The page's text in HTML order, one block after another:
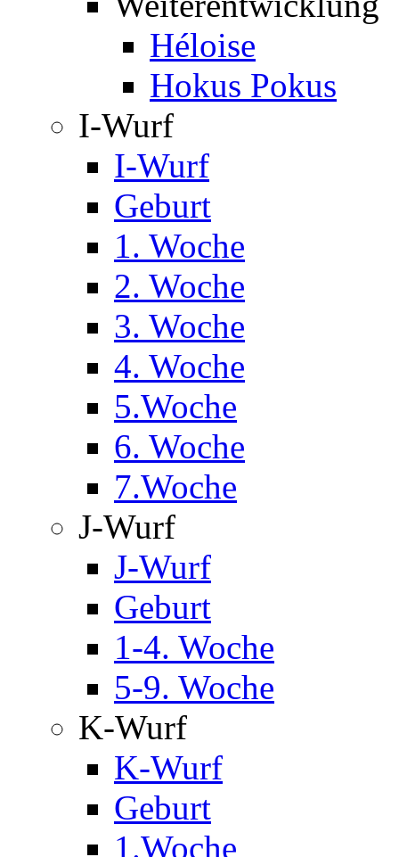
Héloise
Hokus Pokus
I-Wurf
I-Wurf
Geburt
1. Woche
2. Woche
3. Woche
4. Woche
5.Woche
6. Woche
7.Woche
J-Wurf
J-Wurf
Geburt
1-4. Woche
5-9. Woche
K-Wurf
K-Wurf
Geburt
1.Woche